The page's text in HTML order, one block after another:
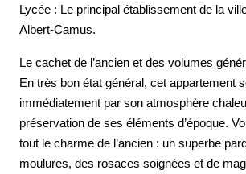
Lycée : Le principal établissement de la
Albert-Camus.
Le cachet de l’ancien et des volumes
En très bon état général, cet appartement
immédiatement par son atmosphère
préservation de ses éléments d’époque.
tout le charme de l’ancien : un superbe
moulures, des rosaces soignées et de